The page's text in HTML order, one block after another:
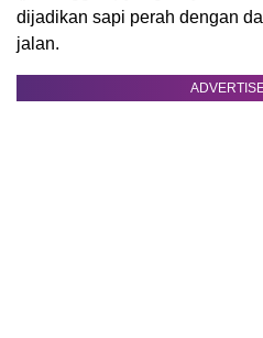
dijadikan sapi perah dengan
jalan.